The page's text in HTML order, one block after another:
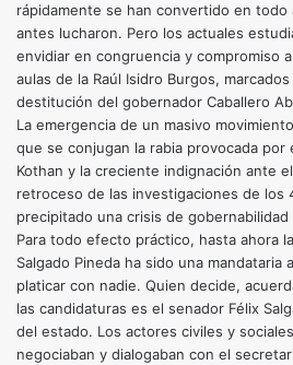
rápidamente se han convertido en todo
antes lucharon. Pero los actuales
envidiar en congruencia y compromiso
aulas de la Raúl Isidro Burgos,
destitución del gobernador Caballero
La emergencia de un masivo
que se conjugan la rabia provocada por
Kothan y la creciente indignación ante
retroceso de las investigaciones de los
precipitado una crisis de
Para todo efecto práctico, hasta ahora
Salgado Pineda ha sido una
platicar con nadie. Quien decide,
las candidaturas es el senador Félix
del estado. Los actores civiles y
negociaban y dialogaban con el